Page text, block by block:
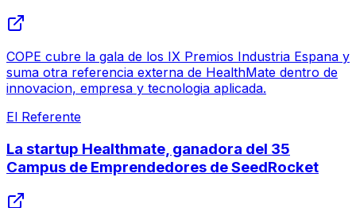
COPE cubre la gala de los IX Premios Industria Espana y
suma otra referencia externa de HealthMate dentro de
innovacion, empresa y tecnologia aplicada.
El Referente
La startup Healthmate, ganadora del 35
Campus de Emprendedores de SeedRocket